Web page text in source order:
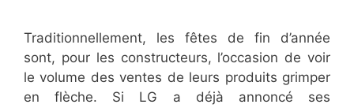
Traditionnellement, les fêtes de fin d’année
sont, pour les constructeurs, l’occasion de voir
le volume des ventes de leurs produits grimper
en flèche. Si LG a déjà annoncé ses